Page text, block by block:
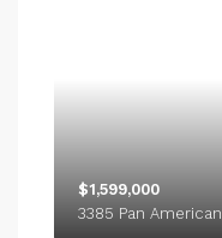
$1,599,000
3385 Pan American